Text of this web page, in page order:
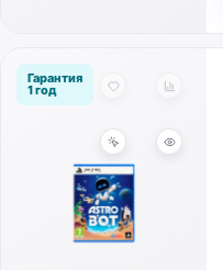
Гарантия
1 год